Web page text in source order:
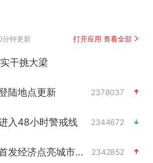
分钟更新 打开应用 查看全部
干挑大梁
陆地点更新 2378037
入48小时警戒线 2344672
以“新”破局 首发经济点亮城市消费活力 2342852